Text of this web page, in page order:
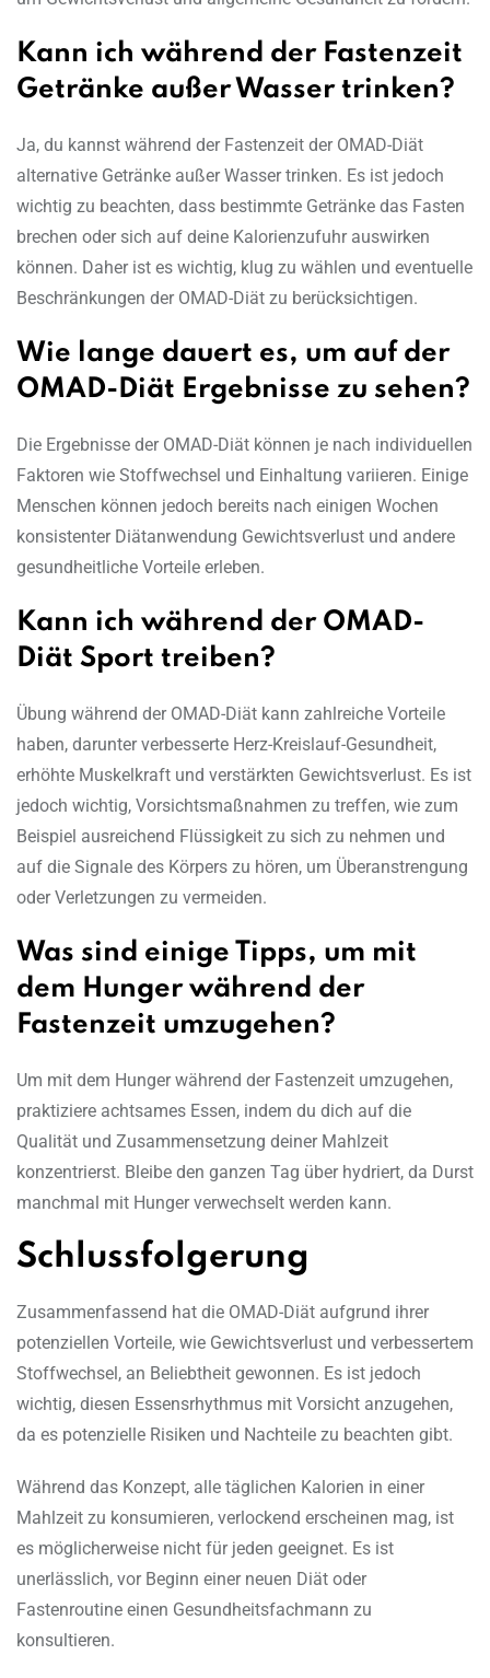
Kann ich während der Fastenzeit
Getränke außer Wasser trinken?
Ja, du kannst während der Fastenzeit der OMAD-Diät
alternative Getränke außer Wasser trinken. Es ist jedoch
wichtig zu beachten, dass bestimmte Getränke das Fasten
brechen oder sich auf deine Kalorienzufuhr auswirken
können. Daher ist es wichtig, klug zu wählen und eventuelle
Beschränkungen der OMAD-Diät zu berücksichtigen.
Wie lange dauert es, um auf der
OMAD-Diät Ergebnisse zu sehen?
Die Ergebnisse der OMAD-Diät können je nach individuellen
Faktoren wie Stoffwechsel und Einhaltung variieren. Einige
Menschen können jedoch bereits nach einigen Wochen
konsistenter Diätanwendung Gewichtsverlust und andere
gesundheitliche Vorteile erleben.
Kann ich während der OMAD-
Diät Sport treiben?
Übung während der OMAD-Diät kann zahlreiche Vorteile
haben, darunter verbesserte Herz-Kreislauf-Gesundheit,
erhöhte Muskelkraft und verstärkten Gewichtsverlust. Es ist
jedoch wichtig, Vorsichtsmaßnahmen zu treffen, wie zum
Beispiel ausreichend Flüssigkeit zu sich zu nehmen und
auf die Signale des Körpers zu hören, um Überanstrengung
oder Verletzungen zu vermeiden.
Was sind einige Tipps, um mit
dem Hunger während der
Fastenzeit umzugehen?
Um mit dem Hunger während der Fastenzeit umzugehen,
praktiziere achtsames Essen, indem du dich auf die
Qualität und Zusammensetzung deiner Mahlzeit
konzentrierst. Bleibe den ganzen Tag über hydriert, da Durst
manchmal mit Hunger verwechselt werden kann.
Schlussfolgerung
Zusammenfassend hat die OMAD-Diät aufgrund ihrer
potenziellen Vorteile, wie Gewichtsverlust und verbessertem
Stoffwechsel, an Beliebtheit gewonnen. Es ist jedoch
wichtig, diesen Essensrhythmus mit Vorsicht anzugehen,
da es potenzielle Risiken und Nachteile zu beachten gibt.
Während das Konzept, alle täglichen Kalorien in einer
Mahlzeit zu konsumieren, verlockend erscheinen mag, ist
es möglicherweise nicht für jeden geeignet. Es ist
unerlässlich, vor Beginn einer neuen Diät oder
Fastenroutine einen Gesundheitsfachmann zu
konsultieren.